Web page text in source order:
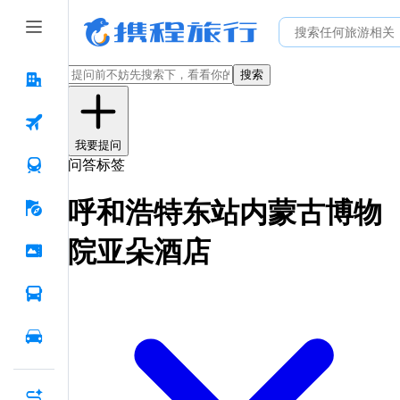
搜索
我要提问
问答标签
呼和浩特东站内蒙古博物
院亚朵酒店